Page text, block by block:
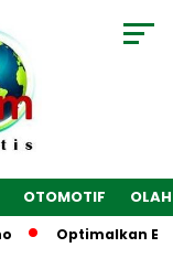
OTOMOTIF
Optimalkan